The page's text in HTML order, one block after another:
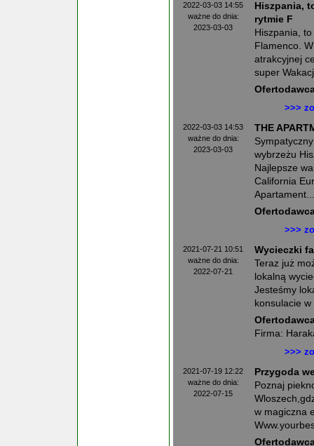
2022-03-03 14:55
ważne do dnia:
2023-03-03
Hiszpania,
rytmie F
Hiszpania,
Flamenco.
atrakcyjnej
super
>>>
2022-03-03 14:53
ważne do dnia:
2023-03-03
THE
wybrzeżu
Najlepsze
California
Apartament...
>>>
2021-07-21 10:51
ważne do dnia:
2022-07-21
Wycieczki
Teraz już
lokalną
Jesteśmy
konsulacie
Firma:
>>>
2021-07-19 12:22
ważne do dnia:
2022-07-15
Przygoda
Poznaj
w magiczna